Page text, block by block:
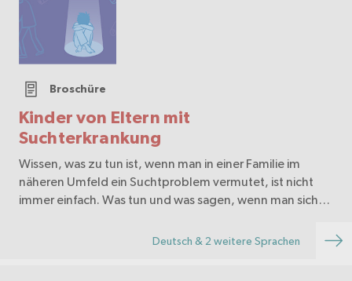
Kinder von Eltern mit
Suchterkrankung
Broschüre
Wissen, was zu tun ist, wenn man in einer Familie im
näheren Umfeld ein Suchtproblem vermutet, ist nicht
immer einfach. Was tun und was sagen, wenn man sich
und ihren Eltern? Diese Broschüre richtet sic…
Deutsch & 2 weitere Sprachen